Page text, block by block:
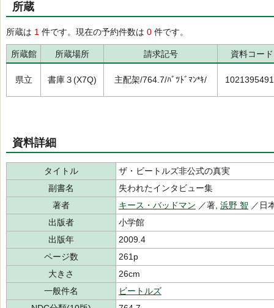
所蔵
所蔵は 1 件です。現在の予約件数は 0 件です。
所蔵館 所蔵場所 請求記号 資料コード
県立 書庫３(X7Q) 主配架/764.7/ﾊﾞﾂﾄﾞﾏﾝ*ｷ/
資料詳細
タイトル
ザ・ビートルズ非公式の真実
副書名
失われたインタビュー集
著者
キース・バッドマン ／著, 浜野 智 ／日
出版者
小学館
出版年
2009.4
ページ数
261p
大きさ
26cm
一般件名
ビートルズ